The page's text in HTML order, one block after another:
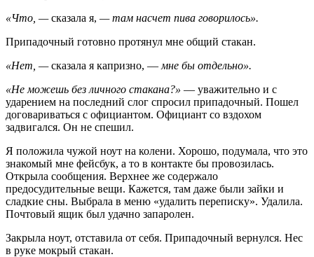
«Что, —сказала я, — там насчет пива говорилось».
Припадочный готовно протянул мне общий стакан.
«Нет, —сказала я капризно, — мне бы отдельно».
«Не можешь без личного стакана?» — уважительно и с
ударением на последний слог спросил припадочный. Пошел
договариваться с официантом. Официант со вздохом
задвигался. Он не спешил.
Я положила чужой ноут на колени. Хорошо, подумала, что это
знакомый мне фейсбук, а то в контакте бы провозилась.
Открыла сообщения. Верхнее же содержало
предосудительные вещи. Кажется, там даже были зайки и
сладкие сны. Выбрала в меню «удалить переписку». Удалила.
Почтовый ящик был удачно запаролен.
Закрыла ноут, отставила от себя. Припадочный вернулся. Нес
в руке мокрый стакан.